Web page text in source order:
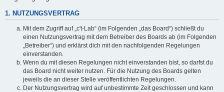
1. NUTZUNGSVERTRAG
Mit dem Zugriff auf „c't-Lab“ (im Folgenden „das Board“) schließt du
einen Nutzungsvertrag mit dem Betreiber des Boards ab (im Folgenden
„Betreiber“) und erklärst dich mit den nachfolgenden Regelungen
einverstanden.
Wenn du mit diesen Regelungen nicht einverstanden bist, so darfst du
das Board nicht weiter nutzen. Für die Nutzung des Boards gelten
jeweils die an dieser Stelle veröffentlichten Regelungen.
Der Nutzungsvertrag wird auf unbestimmte Zeit geschlossen und kann